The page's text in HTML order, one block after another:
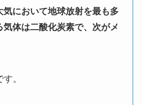
気において地球放射を最も多
気体は二酸化炭素で、次がメ
す。